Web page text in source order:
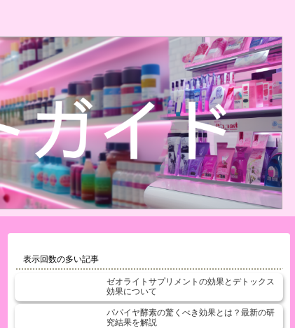
表示回数の多い記事
ゼオライトサプリメントの効果とデトックス
効果について
パパイヤ酵素の驚くべき効果とは？最新の研
究結果を解説